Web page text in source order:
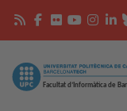
Vés al contingut
Image